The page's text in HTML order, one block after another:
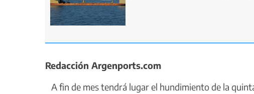
Redacción Argenports.com
A fin de mes tendrá lugar el hundimiento de la